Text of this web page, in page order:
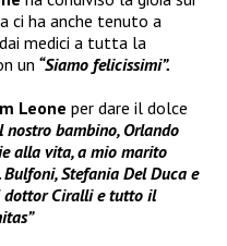
ci ha anche tenuto a
medici a tutta la
un “Siamo felicissimi”.
Leone per dare il dolce
bambino, Orlando
alla vita, a mio marito
Stefania Del Duca e
dottor Ciralli e tutto il